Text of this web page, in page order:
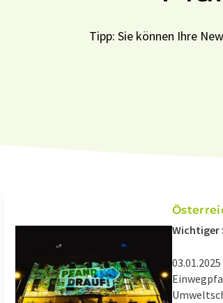
Tipp: Sie können Ihre
Wichtiger
03.01.2025